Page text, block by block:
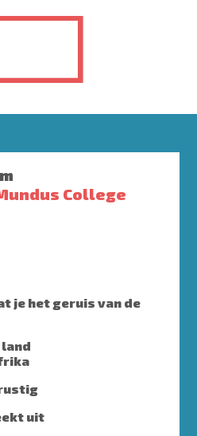
College
je het geruis van de
uit